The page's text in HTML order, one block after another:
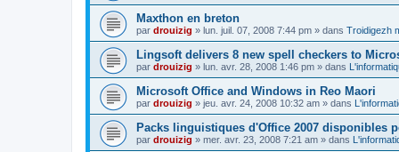
Maxthon en breton
par drouizig » lun. juil. 07, 2008 7:44 pm » dans Troidigezh
Lingsoft delivers 8 new spell checkers to
par drouizig » lun. avr. 28, 2008 1:46 pm » dans
Microsoft Office and Windows in Reo Maori
par drouizig » jeu. avr. 24, 2008 10:32 am » dans
Packs linguistiques d'Office 2007 disponibles
par drouizig » mer. avr. 23, 2008 7:21 am » dans